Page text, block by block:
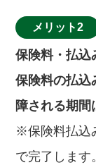
メリット2
保険料・払込
保険料の払込
障される期間
※保険料払込
で完了します